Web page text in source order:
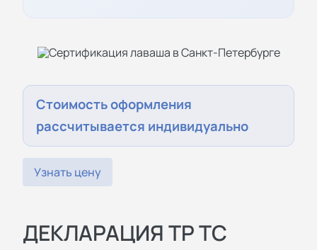
Стоимость оформления
рассчитывается индивидуально
Узнать цену
ДЕКЛАРАЦИЯ ТР ТС